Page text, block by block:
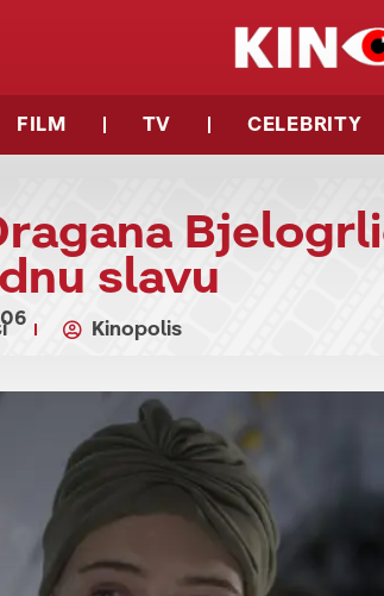
FILM TV CELEBRITY
slavu
Kinopolis